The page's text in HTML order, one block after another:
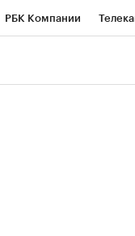
РБК Компании